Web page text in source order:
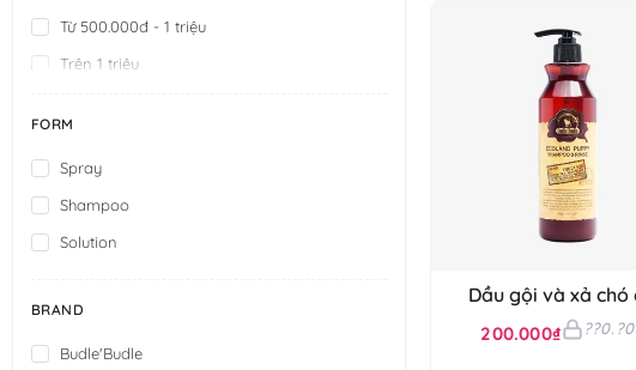
Từ 500.000đ - 1 triệu
Trên 1 triệu
FORM
Spray
Shampoo
Solution
BRAND
Budle'Budle
Dầu gội và xả chó
Budle'Budle
200.000₫